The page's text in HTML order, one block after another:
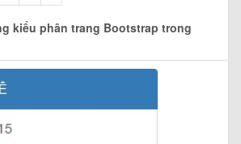
kiểu phân trang Bootstrap trong